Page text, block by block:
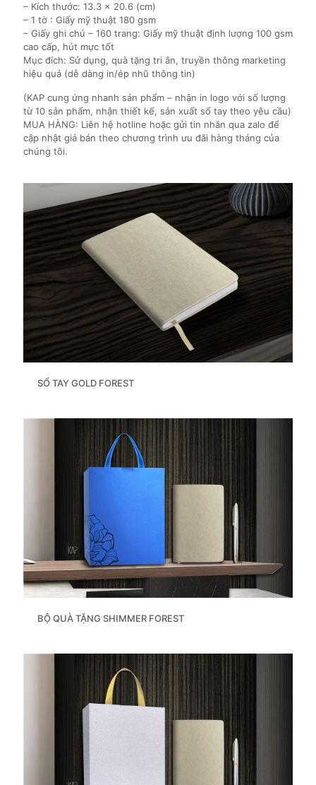
– Kích thước: 13.3 x 20.6 (cm)
– 1 tờ : Giấy mỹ thuật 180 gsm
– Giấy ghi chú – 160 trang: Giấy mỹ thuật định lượng 100 gsm
cao cấp, hút mực tốt
Mục đích: Sử dụng, quà tặng tri ân, truyền thông marketing
hiệu quả (dễ dàng in/ép nhũ thông tin)
(KAP cung ứng nhanh sản phẩm – nhận in logo với số lượng
từ 10 sản phẩm, nhận thiết kế, sản xuất sổ tay theo yêu cầu)
MUA HÀNG: Liên hệ hotline hoặc gửi tin nhắn qua zalo để
cập nhật giá bán theo chương trình ưu đãi hàng tháng của
chúng tôi.
SỔ TAY GOLD FOREST
BỘ QUÀ TẶNG SHIMMER FOREST